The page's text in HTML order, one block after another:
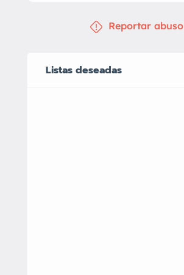
Reportar abuso
Listas deseadas